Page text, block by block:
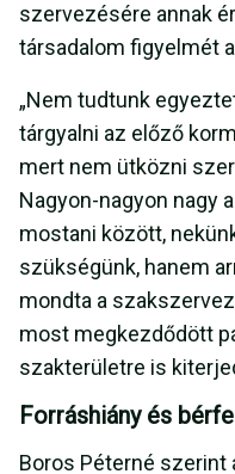
szervezésére annak
társadalom figyelmét
„Nem tudtunk
tárgyalni az előző
mert nem ütközni
Nagyon-nagyon nagy
mostani között,
szükségünk, hanem
mondta a
most megkezdődött
szakterületre is
Forráshiány és
Boros Péterné szerint